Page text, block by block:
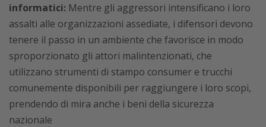
informatici: Mentre gli aggressori intensificano i loro
assalti alle organizzazioni assediate, i difensori devono
tenere il passo in un ambiente che favorisce in modo
sproporzionato gli attori malintenzionati, che
utilizzano strumenti di stampo consumer e trucchi
comunemente disponibili per raggiungere i loro scopi,
prendendo di mira anche i beni della sicurezza
nazionale